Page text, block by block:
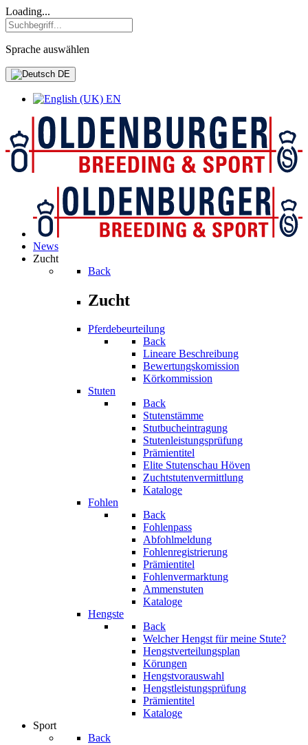
Loading...
Sprache auswählen
DE
EN
News
Zucht
Back
Zucht
Pferdebeurteilung
Back
Lineare Beschreibung
Bewertungskomission
Körkommission
Stuten
Back
Stutenstämme
Stutbucheintragung
Stutenleistungsprüfung
Prämientitel
Elite Stutenschau Höven
Zuchtstutenvermittlung
Kataloge
Fohlen
Back
Fohlenpass
Abfohlmeldung
Fohlenregistrierung
Prämientitel
Fohlenvermarktung
Ammenstuten
Kataloge
Hengste
Back
Welcher Hengst für meine Stute?
Hengstverteilungsplan
Körungen
Hengstvorauswahl
Hengstleistungsprüfung
Prämientitel
Kataloge
Sport
Back